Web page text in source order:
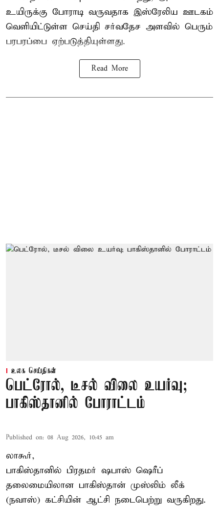
உயிருக்கு போராடி வருவதாக இஸ்ரேலிய ஊடகம்
வெளியிட்டுள்ள செய்தி சர்வதேச அளவில் பெரும்
பரபரப்பை ஏற்படுத்தியுள்ளது.
Read More
உலக செய்திகள்
பெட்ரோல், டீசல் விலை உயர்வு;
பாகிஸ்தானில் போராட்டம்
Published on: 08 Aug 2026, 10:45 am
லாகூர்,
பாகிஸ்தானில் பிரதமர் ஷபாஸ் ஷெரீப்
தலைமையிலான பாகிஸ்தான் முஸ்லிம் லீக்
(நவாஸ்) கட்சியின் ஆட்சி நடைபெற்று வருகிறது.